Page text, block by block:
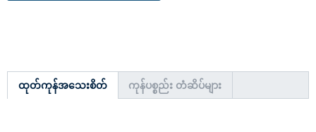
ထုတ်ကုန်အသေးစိတ် ကုန်ပစ္စည်း တံဆိပ်များ